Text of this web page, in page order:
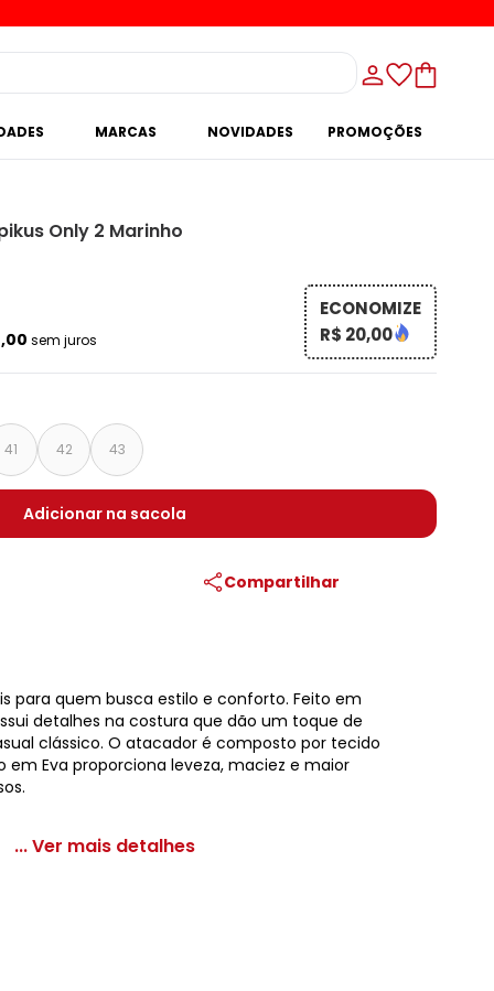
MARCAS NOVIDADES PROMOÇÕES
Only 2 Marinho
sem juros
ECONOMIZE
R$ 20,00
41 42 43
Adicionar na sacola
Compartilhar
para quem busca estilo e conforto. Feito em
detalhes na costura que dão um toque de
clássico. O atacador é composto por tecido
em Eva proporciona leveza, maciez e maior
... Ver mais detalhes